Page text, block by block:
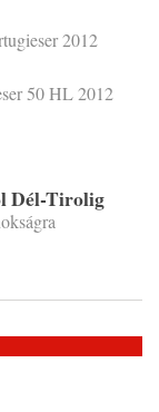
2012
50 HL 2012
Dél-Tirolig